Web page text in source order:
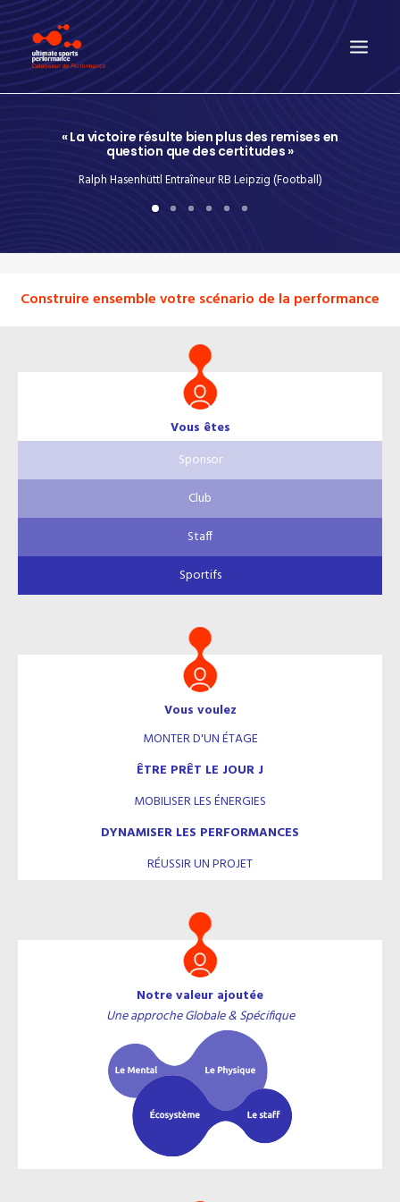
PRÉSENTATION
« La victoire résulte bien plus des remises en
question que des certitudes »
Ralph Hasenhüttl Entraîneur RB Leipzig (Football)
Construire ensemble votre scénario de la performance
Vous êtes
Sponsor
Club
Staff
Sportifs
Vous voulez
MONTER D'UN ÉTAGE
ÊTRE PRÊT LE JOUR J
MOBILISER LES ÉNERGIES
DYNAMISER LES PERFORMANCES
RÉUSSIR UN PROJET
Notre valeur ajoutée
Une approche Globale & Spécifique